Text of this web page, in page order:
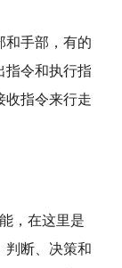
和手部，有的
指令和执行指
收指令来行走
，在这里是
判断、决策和